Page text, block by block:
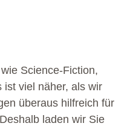
Science-Fiction,
ist viel näher, als wir
überaus hilfreich für
laden wir Sie